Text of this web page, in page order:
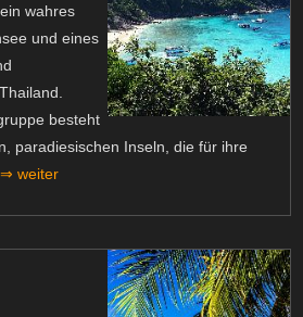
wahres
und eines
besteht
paradiesischen Inseln, die für ihre
⇒ weiter